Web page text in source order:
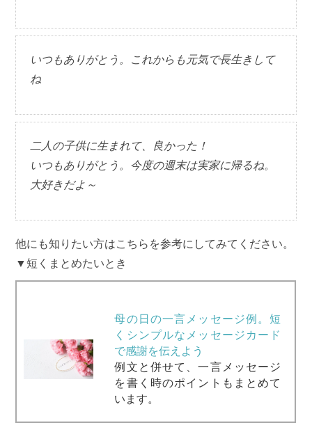
いつもありがとう。これからも元気で長生きして
ね
二人の子供に生まれて、良かった！
いつもありがとう。今度の週末は実家に帰るね。
大好きだよ～
他にも知りたい方はこちらを参考にしてみてください。
▼短くまとめたいとき
母の日の一言メッセージ例。短
くシンプルなメッセージカード
で感謝を伝えよう
例文と併せて、一言メッセージ
を書く時のポイントもまとめて
います。